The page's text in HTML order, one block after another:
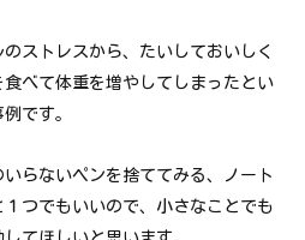
ストレスから、たいしておいしく
べて体重を増やしてしまったとい
です。
らないペンを捨ててみる、ノート
つでもいいので、小さなことでも